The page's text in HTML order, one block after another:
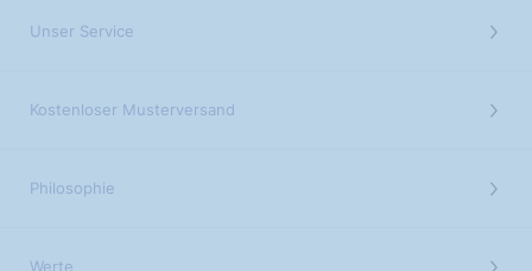
Unser Service
Kostenloser Musterversand
Philosophie
Werte